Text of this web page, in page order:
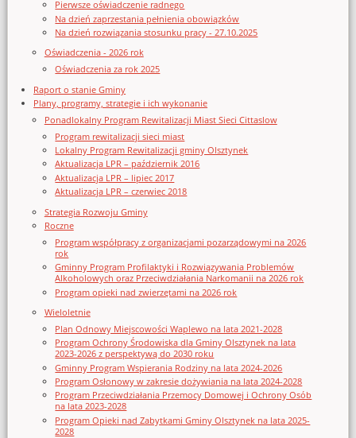
Pierwsze oświadczenie radnego
Na dzień zaprzestania pełnienia obowiązków
Na dzień rozwiązania stosunku pracy - 27.10.2025
Oświadczenia - 2026 rok
Oświadczenia za rok 2025
Raport o stanie Gminy
Plany, programy, strategie i ich wykonanie
Ponadlokalny Program Rewitalizacji Miast Sieci Cittaslow
Program rewitalizacji sieci miast
Lokalny Program Rewitalizacji gminy Olsztynek
Aktualizacja LPR – październik 2016
Aktualizacja LPR – lipiec 2017
Aktualizacja LPR – czerwiec 2018
Strategia Rozwoju Gminy
Roczne
Program współpracy z organizacjami pozarządowymi na 2026
rok
Gminny Program Profilaktyki i Rozwiązywania Problemów
Alkoholowych oraz Przeciwdziałania Narkomanii na 2026 rok
Program opieki nad zwierzętami na 2026 rok
Wieloletnie
Plan Odnowy Miejscowości Waplewo na lata 2021-2028
Program Ochrony Środowiska dla Gminy Olsztynek na lata
2023-2026 z perspektywą do 2030 roku
Gminny Program Wspierania Rodziny na lata 2024-2026
Program Osłonowy w zakresie dożywiania na lata 2024-2028
Program Przeciwdziałania Przemocy Domowej i Ochrony Osób
na lata 2023-2028
Program Opieki nad Zabytkami Gminy Olsztynek na lata 2025-
2028